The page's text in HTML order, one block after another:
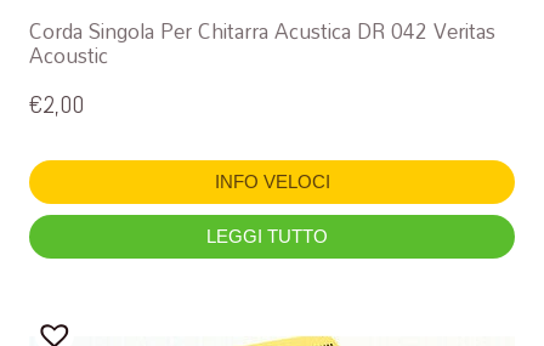
Corda Singola Per Chitarra Acustica DR 042 Veritas
Acoustic
€2,00
INFO VELOCI
LEGGI TUTTO